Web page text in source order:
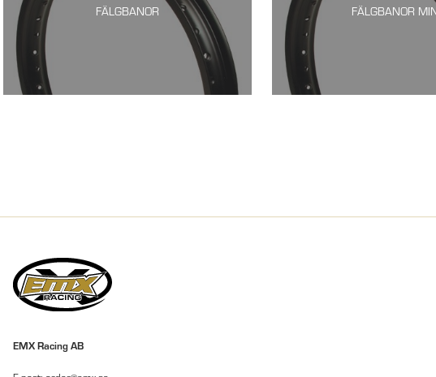
FÄLGBANOR FÄLGBANOR
EMX Racing AB